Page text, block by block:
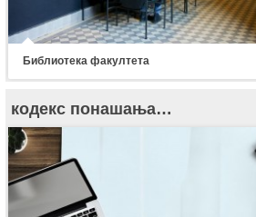
Библиотека факултета
кодекс понашања…